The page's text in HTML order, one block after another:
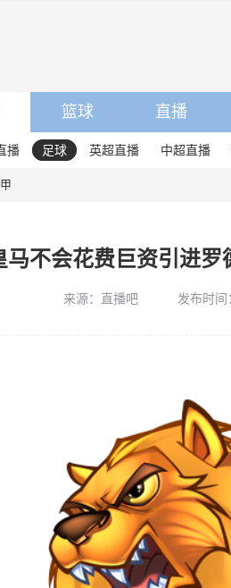
篮球 直播
播 足球 英超直播 中超直播
马不会花费巨资引进
来源：直播吧 发布时